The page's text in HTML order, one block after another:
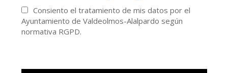
Consiento el tratamiento de mis datos por el
Ayuntamiento de Valdeolmos-Alalpardo según
normativa RGPD.